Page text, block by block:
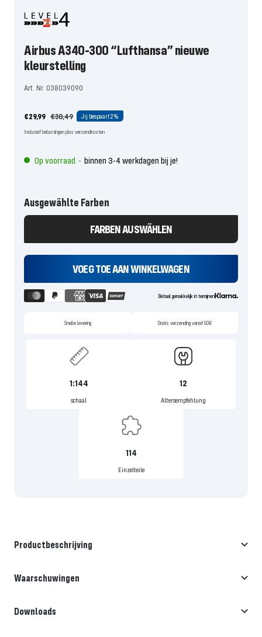
Airbus A340-300 “Lufthansa” nieuwe
kleurstelling
Art. Nr. 038039090
Aanbiedingsprijs
€29,99 Normale
€30,49 Jij bespaart2%
Inclusief belastingen plus verzendkosten
Op voorraad - binnen 3-4 werkdagen bij je!
Ausgewählte Farben
FARBEN AUSWÄHLEN
VOEG TOE AAN WINKELWAGEN
Betaal gemakkelijk in termijnen
Snelle levering Gratis verzending vanaf 50€
1:144
schaal
12
Altersempfehlung
114
Einzelteile
Productbeschrijving
Waarschuwingen
Downloads